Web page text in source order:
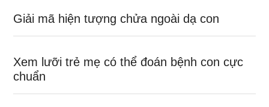
Giải mã hiện tượng chửa ngoài dạ con
Xem lưỡi trẻ mẹ có thể đoán bệnh con cực
chuẩn